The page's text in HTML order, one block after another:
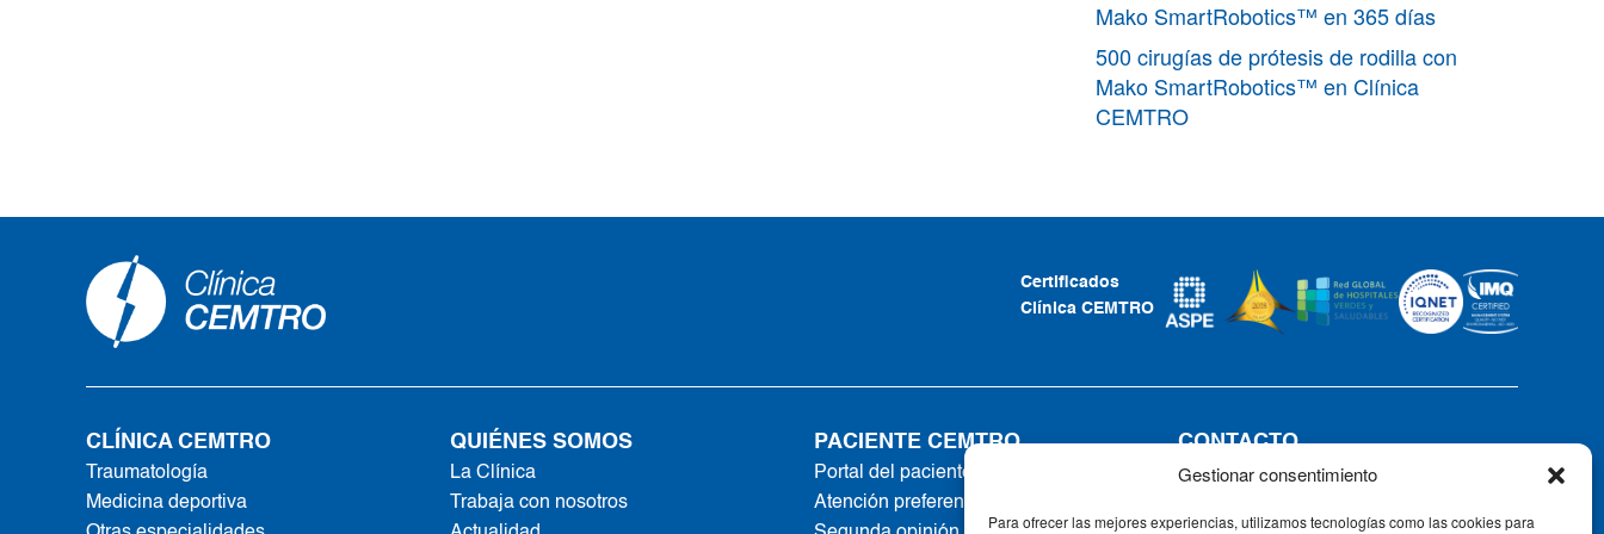
Gestionar consentimiento
Para ofrecer las mejores experiencias, utilizamos tecnologías como las cookies para
Mako SmartRobotics™ en 365 días
500 cirugías de prótesis de rodilla con
Mako SmartRobotics™ en Clínica
CEMTRO
Certificados
Clínica CEMTRO
CLÍNICA CEMTRO
Traumatología
Medicina deportiva
QUIÉNES SOMOS
La Clínica
Trabaja con nosotros
PACIENTE CEMTRO
Portal del paciente
Atención preferente
CONTACTO
Tel: +34 91 735 57 57 | Fax: 91 735